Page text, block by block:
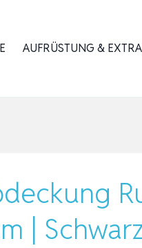
AUFRÜSTUNG &
|